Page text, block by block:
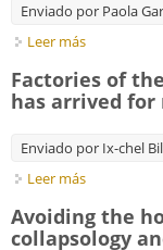
Enviado por Paola
Leer más
Factories of
has arrived
Enviado por Ix-chel
Leer más
Avoiding the
collapsology